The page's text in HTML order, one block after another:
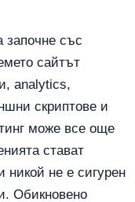
със
сайтът
analytics,
скриптове и
може все още
стават
никой не е сигурен
Обикновено